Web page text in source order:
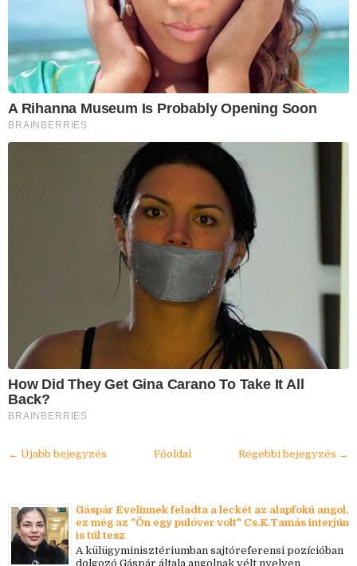
A Rihanna Museum Is Probably Opening Soon
BRAINBERRIES
How Did They Get Gina Carano To Take It All
Back?
BRAINBERRIES
← Újabb bejegyzés Régebbi bejegyzés →
Főoldal
Gáspár Evelinnek feladta a leckét az alapfokú angol,
ez még az "Ön egy pulóver volt" Cs.K.Tamás interjún
is túl tesz
A külügyminisztériumban sajtóreferensi pozícióban
dolgozó Gáspár általa angolnak vélt nyelven